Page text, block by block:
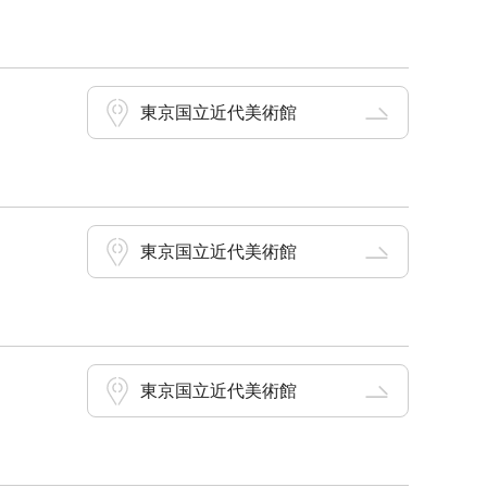
東京国立近代美術館
東京国立近代美術館
東京国立近代美術館